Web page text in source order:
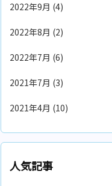
2022年9月 (4)
2022年8月 (2)
2022年7月 (6)
2021年7月 (3)
2021年4月 (10)
人気記事